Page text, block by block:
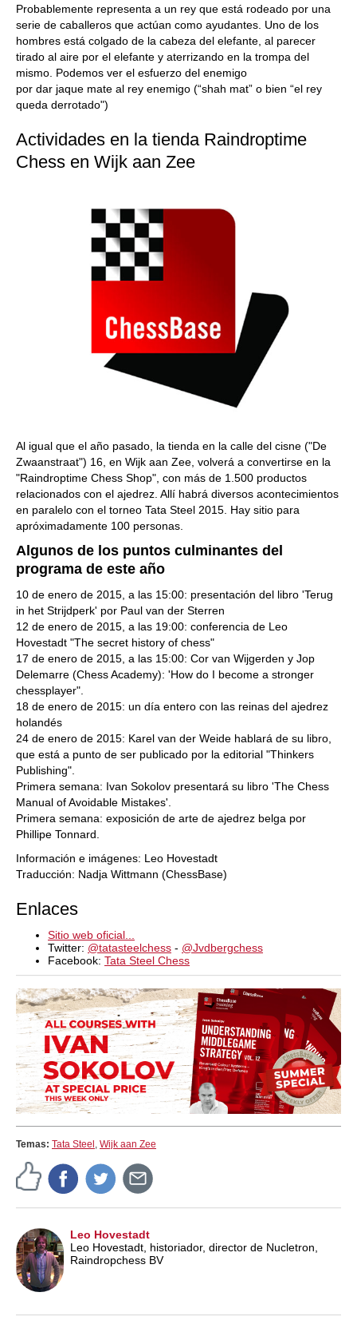
Probablemente representa a un rey que está rodeado por una
serie de caballeros que actúan como ayudantes. Uno de los
hombres está colgado de la cabeza del elefante, al parecer
tirado al aire por el elefante y aterrizando en la trompa del
mismo. Podemos ver el esfuerzo del enemigo
por dar jaque mate al rey enemigo (“shah mat” o bien “el rey
queda derrotado")
Actividades en la tienda Raindroptime
Chess en Wijk aan Zee
Al igual que el año pasado, la tienda en la calle del cisne ("De
Zwaanstraat") 16, en Wijk aan Zee, volverá a convertirse en la
"Raindroptime Chess Shop", con más de 1.500 productos
relacionados con el ajedrez. Allí habrá diversos acontecimientos
en paralelo con el torneo Tata Steel 2015. Hay sitio para
apróximadamente 100 personas.
Algunos de los puntos culminantes del
programa de este año
10 de enero de 2015, a las 15:00: presentación del libro 'Terug
in het Strijdperk' por Paul van der Sterren
12 de enero de 2015, a las 19:00: conferencia de Leo
Hovestadt "The secret history of chess"
17 de enero de 2015, a las 15:00: Cor van Wijgerden y Jop
Delemarre (Chess Academy): 'How do I become a stronger
chessplayer".
18 de enero de 2015: un día entero con las reinas del ajedrez
holandés
24 de enero de 2015: Karel van der Weide hablará de su libro,
que está a punto de ser publicado por la editorial "Thinkers
Publishing".
Primera semana: Ivan Sokolov presentará su libro 'The Chess
Manual of Avoidable Mistakes'.
Primera semana: exposición de arte de ajedrez belga por
Phillipe Tonnard.
Información e imágenes: Leo Hovestadt
Traducción: Nadja Wittmann (ChessBase)
Enlaces
Sitio web oficial...
Twitter: @tatasteelchess - @Jvdbergchess
Facebook: Tata Steel Chess
Temas: Tata Steel Wijk aan Zee
Leo Hovestadt
Leo Hovestadt, historiador, director de Nucletron,
Raindropchess BV